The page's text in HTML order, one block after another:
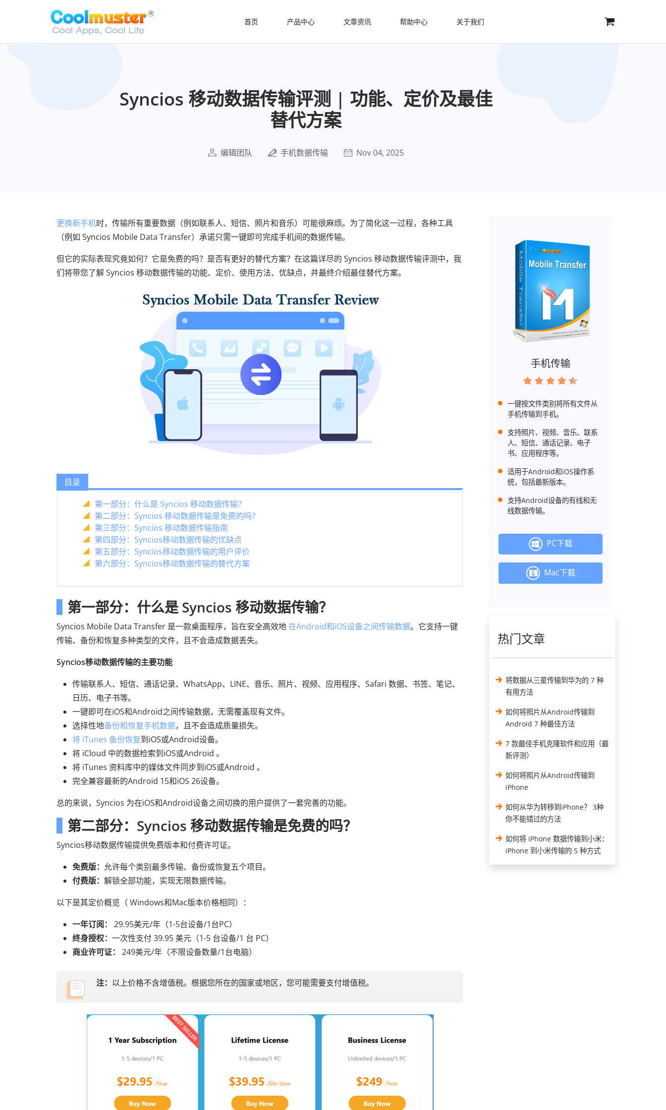
首页 产品中心 文章资讯 帮助中心 关于我们
Syncios 移动数据传输评测 | 功能、定价及最佳
替代方案
编辑团队 手机数据传输 Nov 04, 2025
更换新手机时，传输所有重要数据（例如联系人、短信、照片和音乐）可能很麻烦。为了简化这一过程，各种工具
（例如 Syncios Mobile Data Transfer）承诺只需一键即可完成手机间的数据传输。
但它的实际表现究竟如何？它是免费的吗？是否有更好的替代方案？在这篇详尽的 Syncios 移动数据传输评测中，我
们将带您了解 Syncios 移动数据传输的功能、定价、使用方法、优缺点，并最终介绍最佳替代方案。
目录
第一部分：什么是 Syncios 移动数据传输？
第二部分：Syncios 移动数据传输是免费的吗？
第三部分：Syncios 移动数据传输指南
第四部分：Syncios移动数据传输的优缺点
第五部分：Syncios移动数据传输的用户评价
第六部分：Syncios移动数据传输的替代方案
第一部分：什么是 Syncios 移动数据传输？
Syncios Mobile Data Transfer 是一款桌面程序，旨在安全高效地在Android和iOS设备之间传输数据。它支持一键
传输、备份和恢复多种类型的文件，且不会造成数据丢失。
Syncios移动数据传输的主要功能
传输联系人、短信、通话记录、WhatsApp、LINE、音乐、照片、视频、应用程序、Safari 数据、书签、笔记、
日历、电子书等。
一键即可在iOS和Android之间传输数据，无需覆盖现有文件。
选择性地备份和恢复手机数据，且不会造成质量损失。
将 iTunes 备份恢复到iOS或Android设备。
将 iCloud 中的数据检索到iOS或Android 。
将 iTunes 资料库中的媒体文件同步到iOS或Android 。
完全兼容最新的Android 15和iOS 26设备。
总的来说，Syncios 为在iOS和Android设备之间切换的用户提供了一套完善的功能。
第二部分：Syncios 移动数据传输是免费的吗？
Syncios移动数据传输提供免费版本和付费许可证。
免费版： 允许每个类别最多传输、备份或恢复五个项目。
付费版： 解锁全部功能，实现无限数据传输。
以下是其定价概览（ Windows和Mac版本价格相同）：
一年订阅：
29.95美元/年（1-5台设备/1台PC）
终身授权： 一次性支付 39.95 美元（1-5 台设备/1 台 PC）
商业许可证：
249美元/年（不限设备数量/1台电脑）
注： 以上价格不含增值税。根据您所在的国家或地区，您可能需要支付增值税。
手机传输
一键按文件类别将所有文件从
手机传输到手机。
支持照片、视频、音乐、联系
人、短信、通话记录、电子
书、应用程序等。
适用于Android和iOS操作系
统，包括最新版本。
支持Android设备的有线和无
线数据传输。
PC下载
Mac下载
热门文章
将数据从三星传输到华为的 7 种
有用方法
如何将照片从Android传输到
Android 7 种最佳方法
7 款最佳手机克隆软件和应用（最
新评测）
如何将照片从Android传输到
iPhone
如何从华为转移到iPhone？ 3种
你不能错过的方法
如何将 iPhone 数据传输到小米：
iPhone 到小米传输的 5 种方式